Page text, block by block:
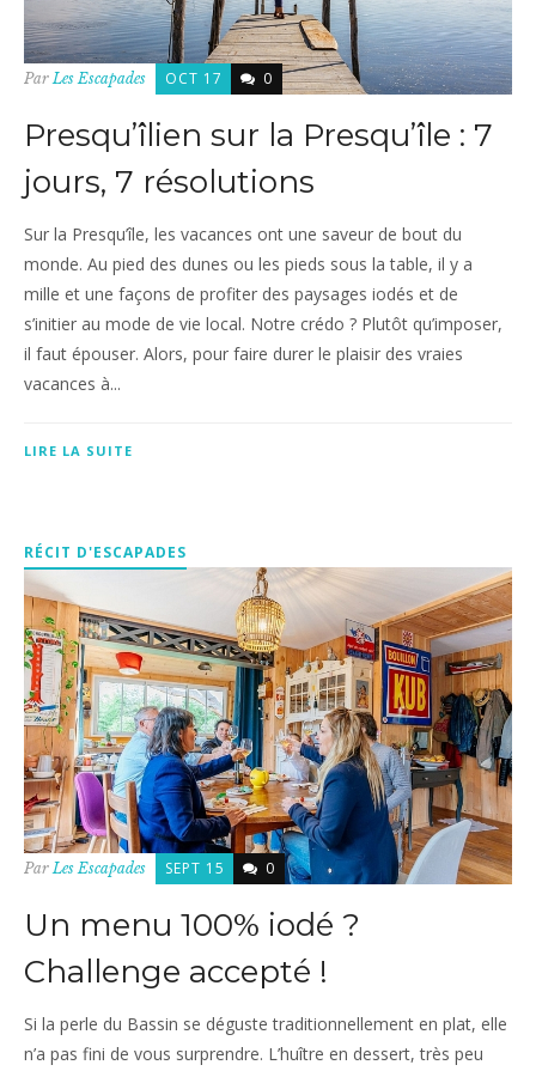
ParLes Escapades OCT 17 0
Presqu’îlien sur la Presqu’île : 7
jours, 7 résolutions
Sur la Presqu’île, les vacances ont une saveur de bout du
monde. Au pied des dunes ou les pieds sous la table, il y a
mille et une façons de profiter des paysages iodés et de
s’initier au mode de vie local. Notre crédo ? Plutôt qu’imposer,
il faut épouser. Alors, pour faire durer le plaisir des vraies
vacances à...
LIRE LA SUITE
RÉCIT D'ESCAPADES
Par Les Escapades SEPT 15 0
Un menu 100% iodé ?
Challenge accepté !
Si la perle du Bassin se déguste traditionnellement en plat, elle
n’a pas fini de vous surprendre. L’huître en dessert, très peu